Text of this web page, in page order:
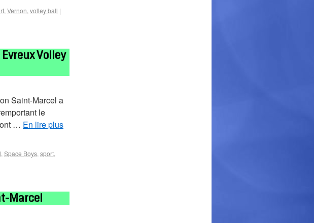
, Vernon, volley ball |
Volley
Saint-Marcel a
le
… En lire plus
, Space Boys, sport,
Marcel